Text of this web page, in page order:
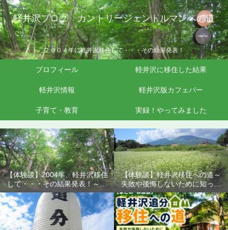
軽井沢ブログ カントリージェントルマンへの道
２００４年に軽井沢移住して・・・その結果発表！
プロフィール 軽井沢に移住した結果
軽井沢情報 軽井沢版カフェバー
子育て・教育 実録！やってみました
【体験談】2004年、軽井沢移住
して・・・その結果発表！～失
敗や後悔しないために知ってお
きたいこと
【体験談】軽井沢移住への道～
失敗や後悔しないために知って
おきたいこと